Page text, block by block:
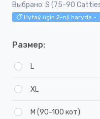
Выбрано: S (75-90
Hytaý üçin 2-nji haryda -...
Размер:
L
XL
М (90-100 кот)